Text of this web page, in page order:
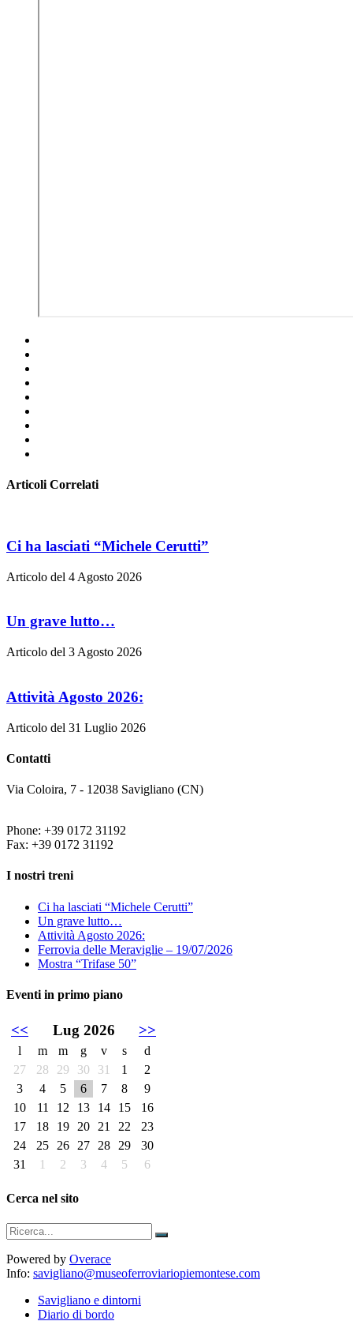
Articoli Correlati
Ci ha lasciati “Michele Cerutti”
Articolo del 4 Agosto 2026
Un grave lutto…
Articolo del 3 Agosto 2026
Attività Agosto 2026:
Articolo del 31 Luglio 2026
Contatti
Via Coloira, 7 - 12038 Savigliano (CN)
Phone: +39 0172 31192
Fax: +39 0172 31192
I nostri treni
Ci ha lasciati “Michele Cerutti”
Un grave lutto…
Attività Agosto 2026:
Ferrovia delle Meraviglie – 19/07/2026
Mostra “Trifase 50”
Eventi in primo piano
<< Lug 2026 >>
l m m g v s
d
27
28 29 30 31 1
2
3
4 5 6 7 8
9
10
11 12 13 14 15
16
17
18 19 20 21 22
23
24
25 26 27 28 29
30
31
1 2 3 4 5 6
Cerca nel sito
Powered by Overace
Info: savigliano@museoferroviariopiemontese.com
Savigliano e dintorni
Diario di bordo